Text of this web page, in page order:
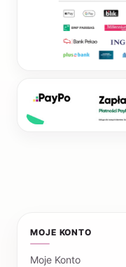
MOJE KONTO
Moje Konto